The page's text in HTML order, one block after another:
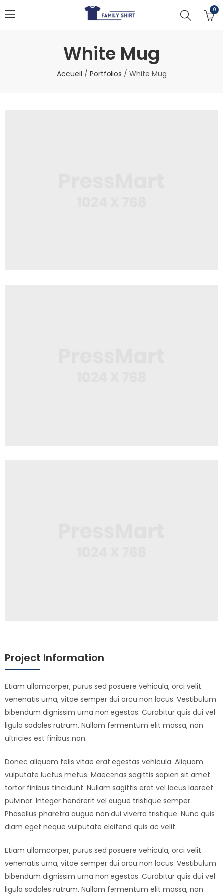
0
White Mug
Accueil / Portfolios / White Mug
Project Information
Etiam ullamcorper, purus sed posuere vehicula, orci velit
venenatis urna, vitae semper dui arcu non lacus. Vestibulum
bibendum dignissim urna non egestas. Curabitur quis dui vel
ligula sodales rutrum. Nullam fermentum elit massa, non
ultricies est finibus non.
Donec aliquam felis vitae erat egestas vehicula. Aliquam
vulputate luctus metus. Maecenas sagittis sapien sit amet
tortor finibus tincidunt. Nullam sagittis erat vel lacus laoreet
pulvinar. Integer hendrerit vel augue tristique semper.
Phasellus pharetra augue non dui viverra tristique. Nunc quis
diam eget neque vulputate eleifend quis ac velit.
Etiam ullamcorper, purus sed posuere vehicula, orci velit
venenatis urna, vitae semper dui arcu non lacus. Vestibulum
bibendum dignissim urna non egestas. Curabitur quis dui vel
ligula sodales rutrum. Nullam fermentum elit massa, non